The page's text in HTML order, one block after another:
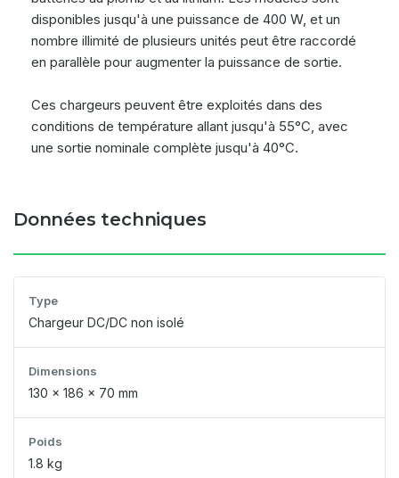
disponibles jusqu'à une puissance de 400 W, et un
nombre illimité de plusieurs unités peut être raccordé
en parallèle pour augmenter la puissance de sortie.
Ces chargeurs peuvent être exploités dans des
conditions de température allant jusqu'à 55°C, avec
une sortie nominale complète jusqu'à 40°C.
Données techniques
Type
Chargeur DC/DC non isolé
Dimensions
130 x 186 x 70 mm
Poids
1.8 kg